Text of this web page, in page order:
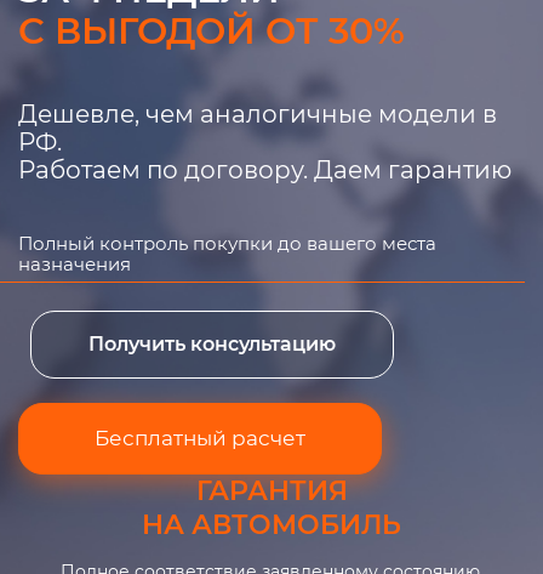
С ВЫГОДОЙ ОТ 30%
Дешевле, чем аналогичные модели в
РФ.
Работаем по договору. Даем гарантию
Полный контроль покупки до вашего места
назначения
Получить консультацию
Бесплатный расчет
ГАРАНТИЯ
НА АВТОМОБИЛЬ